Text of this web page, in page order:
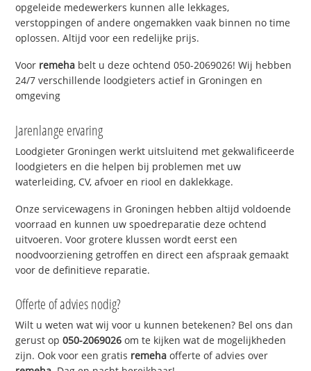
opgeleide medewerkers kunnen alle lekkages,
verstoppingen of andere ongemakken vaak binnen no time
oplossen. Altijd voor een redelijke prijs.
Voor remeha belt u deze ochtend 050-2069026! Wij hebben
24/7 verschillende loodgieters actief in Groningen en
omgeving
Jarenlange ervaring
Loodgieter Groningen werkt uitsluitend met gekwalificeerde
loodgieters en die helpen bij problemen met uw
waterleiding, CV, afvoer en riool en daklekkage.
Onze servicewagens in Groningen hebben altijd voldoende
voorraad en kunnen uw spoedreparatie deze ochtend
uitvoeren. Voor grotere klussen wordt eerst een
noodvoorziening getroffen en direct een afspraak gemaakt
voor de definitieve reparatie.
Offerte of advies nodig?
Wilt u weten wat wij voor u kunnen betekenen? Bel ons dan
gerust op050-2069026 om te kijken wat de mogelijkheden
zijn. Ook voor een gratis remeha offerte of advies over